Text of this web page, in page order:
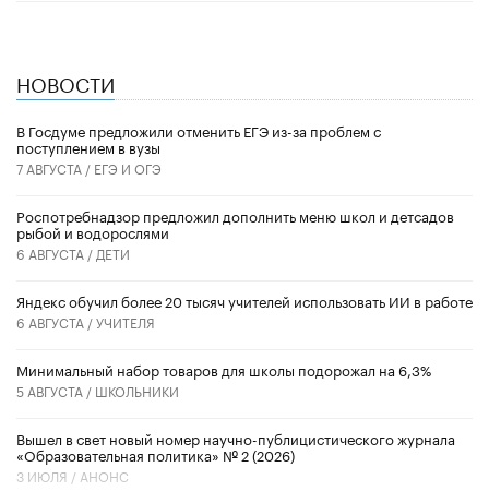
НОВОСТИ
В Госдуме предложили отменить ЕГЭ из-за проблем с
поступлением в вузы
7 АВГУСТА / ЕГЭ И ОГЭ
Роспотребнадзор предложил дополнить меню школ и детсадов
рыбой и водорослями
6 АВГУСТА / ДЕТИ
​Яндекс обучил более 20 тысяч учителей использовать ИИ в работе
6 АВГУСТА /УЧИТЕЛЯ
Минимальный набор товаров для школы подорожал на 6,3%
5 АВГУСТА / ШКОЛЬНИКИ
Вышел в свет новый номер научно-публицистического журнала
«Образовательная политика» № 2 (2026)
3 ИЮЛЯ / АНОНС